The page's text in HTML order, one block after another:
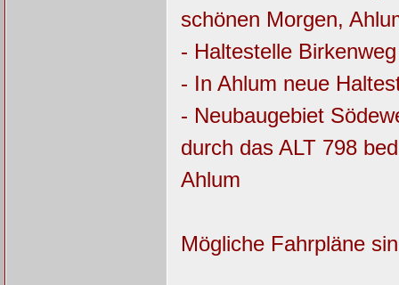
schönen Morgen,
- Haltestelle
- In Ahlum neue
- Neubaugebiet
durch das ALT 798
Ahlum
Mögliche Fahrpläne